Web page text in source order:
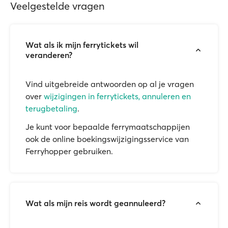
Veelgestelde vragen
Wat als ik mijn ferrytickets wil
veranderen?
Vind uitgebreide antwoorden op al je vragen
over wijzigingen in ferrytickets, annuleren en
terugbetaling.
Je kunt voor bepaalde ferrymaatschappijen
ook de online boekingswijzigingsservice van
Ferryhopper gebruiken.
Wat als mijn reis wordt geannuleerd?